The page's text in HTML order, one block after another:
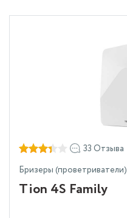
33 Отзыва
Бризеры (проветриватели)
Tion 4S Family